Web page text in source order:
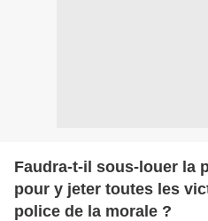
Faudra-t-il sous-louer la
pour y jeter toutes les
police de la morale ?